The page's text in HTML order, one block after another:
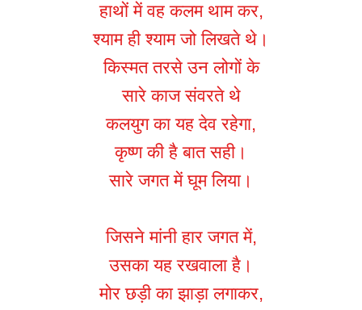
हाथों में वह कलम थाम कर,
श्याम ही श्याम जो लिखते थे।
किस्मत तरसे उन लोगों के
सारे काज संवरते थे
कलयुग का यह देव रहेगा,
कृष्ण की है बात सही।
सारे जगत में घूम लिया।
जिसने मांनी हार जगत में,
उसका यह रखवाला है।
मोर छड़ी का झाड़ा लगाकर,